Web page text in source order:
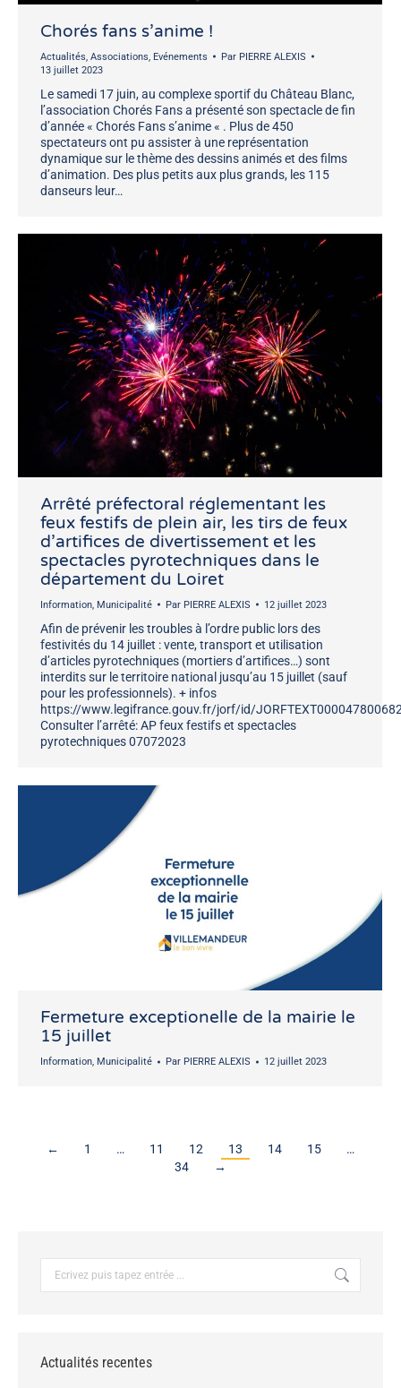
Chorés fans s’anime !
Actualités Associations Evénements Par PIERRE ALEXIS
13 juillet 2023
Le samedi 17 juin, au complexe sportif du Château Blanc,
l’association Chorés Fans a présenté son spectacle de fin
d’année « Chorés Fans s’anime « . Plus de 450
spectateurs ont pu assister à une représentation
dynamique sur le thème des dessins animés et des films
d’animation. Des plus petits aux plus grands, les 115
danseurs leur…
Arrêté préfectoral réglementant les
feux festifs de plein air, les tirs de feux
d’artifices de divertissement et les
spectacles pyrotechniques dans le
département du Loiret
Information Municipalité Par PIERRE ALEXIS 12 juillet 2023
Afin de prévenir les troubles à l’ordre public lors des
festivités du 14 juillet : vente, transport et utilisation
d’articles pyrotechniques (mortiers d’artifices…) sont
interdits sur le territoire national jusqu’au 15 juillet (sauf
pour les professionnels). + infos
https://www.legifrance.gouv.fr/jorf/id/
Consulter l’arrêté: AP feux festifs et spectacles
pyrotechniques 07072023
Fermeture exceptionelle de la mairie le
15 juillet
Information, Municipalité Par PIERRE ALEXIS 12 juillet 2023
← 1 … 11 12 13 14 15
…
34
→
Actualités recentes